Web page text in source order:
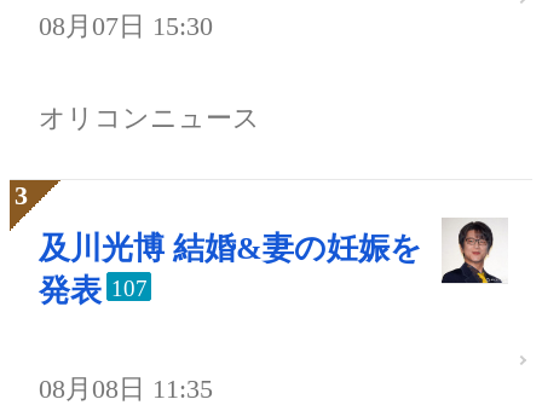
08月07日 15:30
オリコンニュース
及川光博 結婚&妻の妊娠を
発表 107
08月08日 11:35